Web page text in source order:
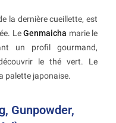
la dernière cueillette, est
LeGenmaicha marie le
un profil gourmand,
le thé vert. Le
palette japonaise.
Gunpowder,